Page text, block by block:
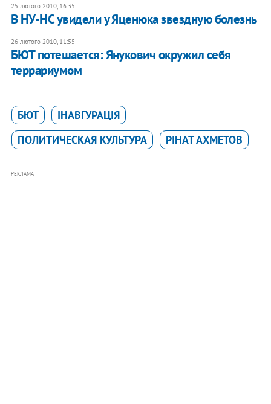
25 лютого 2010, 16:35
В НУ-НС увидели у Яценюка звездную болезнь
26 лютого 2010, 11:55
БЮТ потешается: Янукович окружил себя
террариумом
БЮТ
ІНАВГУРАЦІЯ
ПОЛИТИЧЕСКАЯ КУЛЬТУРА
РІНАТ АХМЕТОВ
РЕКЛАМА